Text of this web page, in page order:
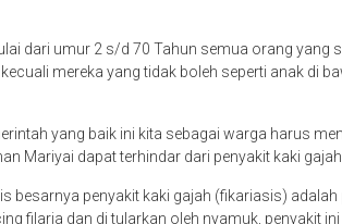
dari umur 2 s/d 70 Tahun semua orang yang
mereka yang tidak boleh seperti anak di
yang baik ini kita sebagai warga harus
Mariyai dapat terhindar dari penyakit kaki
besarnya penyakit kaki gajah (fikariasis)
filaria dan di tularkan oleh nyamuk, penyakit